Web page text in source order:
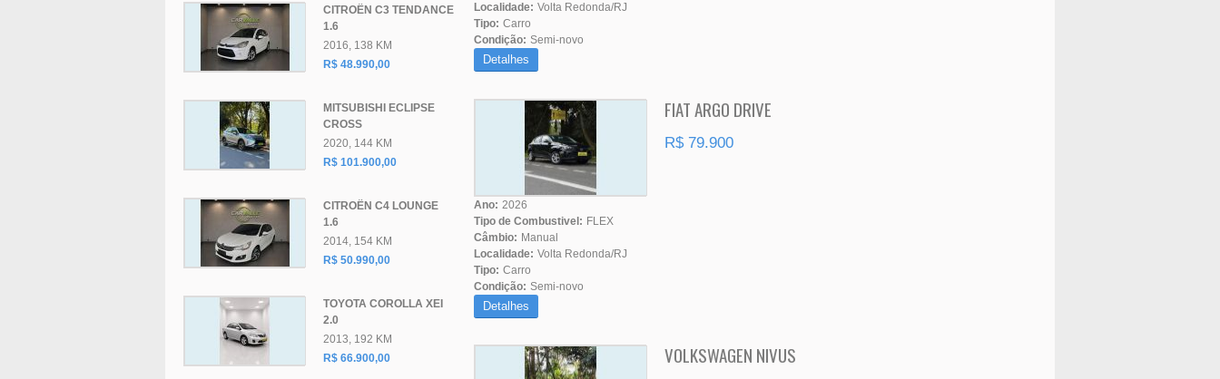
Localidade: Volta Redonda/RJ
Tipo: Carro
Condição: Semi-novo
Detalhes
FIAT ARGO DRIVE
R$ 79.900
Ano: 2026
Tipo de Combustivel: FLEX
Câmbio: Manual
Localidade: Volta Redonda/RJ
Tipo: Carro
Condição: Semi-novo
Detalhes
VOLKSWAGEN NIVUS
CITROËN C3 TENDANCE
1.6
2016, 138 KM
R$ 48.990,00
MITSUBISHI ECLIPSE
CROSS
2020, 144 KM
R$ 101.900,00
CITROËN C4 LOUNGE
1.6
2014, 154 KM
R$ 50.990,00
TOYOTA COROLLA XEI
2.0
2013, 192 KM
R$ 66.900,00